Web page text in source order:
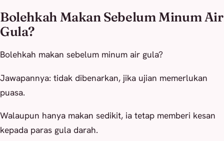
Bolehkah Makan Sebelum Minum Air
Gula?
Bolehkah makan sebelum minum air gula?
Jawapannya: tidak dibenarkan, jika ujian memerlukan
puasa.
Walaupun hanya makan sedikit, ia tetap memberi kesan
kepada paras gula darah.